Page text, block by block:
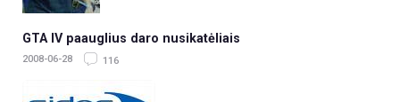
GTA IV paauglius daro nusikatėliais
2008-06-28 116